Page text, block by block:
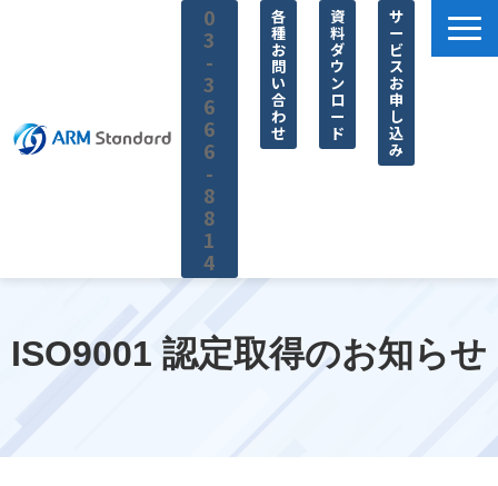
0
3
-
3
6
6
6
-
8
8
1
4
各
種
お
問
い
合
わ
せ
資
料
ダ
ウ
ン
ロ
ー
ド
サ
ー
ビ
ス
お
申
し
込
み
料金
無料セミナー
企業情報
ISO9001 認定取得のお知らせ